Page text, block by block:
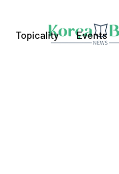
Topicality Events